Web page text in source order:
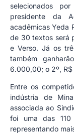
selecionados
presidente da
acadêmicas Yeda
de 30 textos será
e Verso. Já os
também
6.000,00; o 2º,
Entre os
indústria de
associada ao
foi uma das 110
representando